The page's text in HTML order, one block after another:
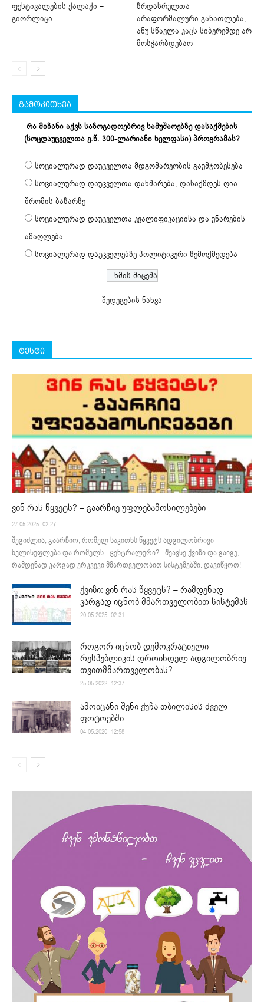
ფესტივალების ქალაქი –
გიორლიცი
ზრდასრულთა
არაფორმალური განათლება,
ანუ სწავლა კაცს სიბერემდე არ
მოსჭარბდებაო
გამოკითხვა
რა მიზანი აქვს საზოგადოებრივ სამუშაოებზე დასაქმების
(სოცდაუცველთა ე.წ. 300-ლარიანი ხელფასი) პროგრამას?
სოციალურად დაუცველთა მდგომარეობის გაუმჯობესება
სოციალურად დაუცველთა დახმარება, დასაქმდეს ღია
შრომის ბაზარზე
სოციალურად დაუცველთა კვალიფიკაციისა და უნარების
ამაღლება
სოციალურად დაუცველებზე პოლიტიკური ზემოქმედება
შედეგების ნახვა
ტესტი
ვინ რას წყვეტს? – გაარჩიე უფლებამოსილებები
27.05.2025. 02:27
შეგიძლია, გაარჩიო, რომელ საკითხს წყვეტს ადგილობრივი
ხელისუფლება და რომელს - ცენტრალური? - შეავსე ქვიზი და გაიგე,
რამდენად კარგად ერკვევი მმართველობით სისტემებში. დავიწყოთ!
ქვიზი: ვინ რას წყვეტს? – რამდენად
კარგად იცნობ მმართველობით სისტემას
20.05.2025. 02:31
როგორ იცნობ დემოკრატიული
რესპუბლიკის დროინდელ ადგილობრივ
თვითმმართველობას?
25.05.2022. 12:37
ამოიცანი შენი ქუჩა თბილისის ძველ
ფოტოებში
04.05.2020. 12:58